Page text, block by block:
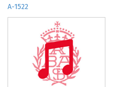
A-1522